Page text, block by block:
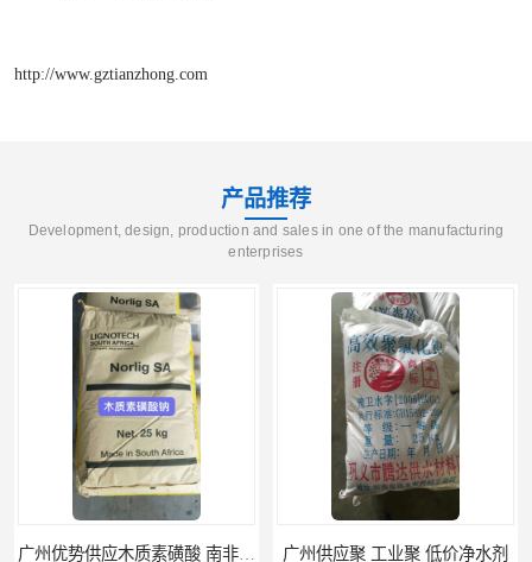
http://www.gztianzhong.com
产品推荐
Development, design, production and sales in one of the manufacturing
enterprises
广州供应聚 工业聚 低价净水剂